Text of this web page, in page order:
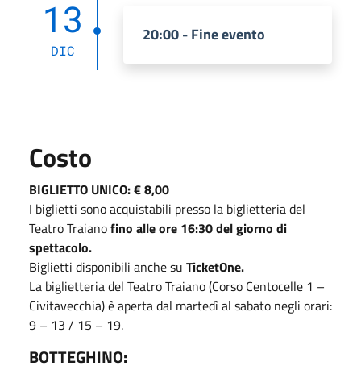
13
DIC
20:00 - Fine evento
Costo
BIGLIETTO UNICO: € 8,00
I biglietti sono acquistabili presso la biglietteria del
Teatro Traianofino alle ore 16:30 del giorno di
spettacolo.
Biglietti disponibili anche su TicketOne.
La biglietteria del Teatro Traiano (Corso Centocelle 1 –
Civitavecchia) è aperta dal martedì al sabato negli orari:
9 – 13 / 15 – 19.
BOTTEGHINO: